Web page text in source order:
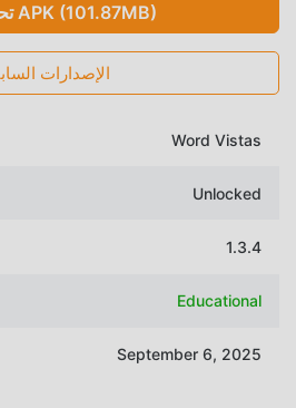
تحميل APK (101.87MB)
الإصدارات
Word Vistas
Unlocked
1.3.4
Educational
September 6, 2025